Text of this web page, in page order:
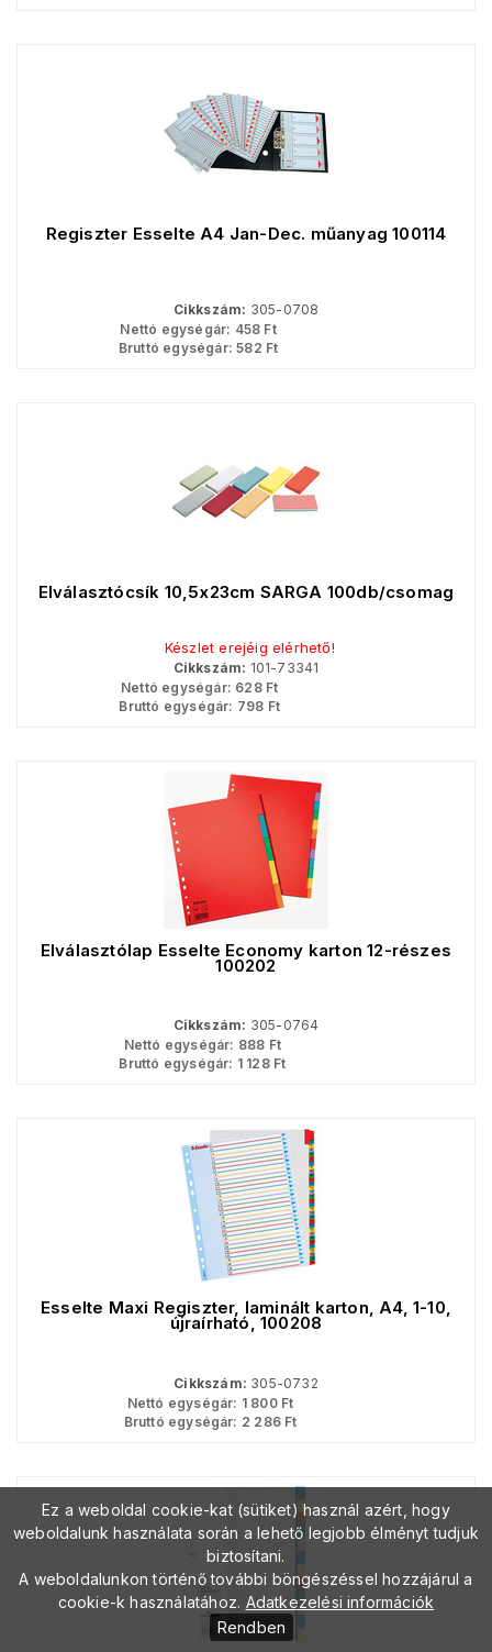
Regiszter Esselte A4 Jan-Dec. műanyag 100114
Cikkszám: 305-0708
Nettó egységár: 458 Ft
Bruttó egységár: 582 Ft
Elválasztócsík 10,5x23cm SÁRGA 100db/csomag
Készlet erejéig elérhető!
Cikkszám: 101-73341
Nettó egységár: 628Ft
Bruttó egységár: 798 Ft
Elválasztólap Esselte Economy karton 12-részes
100202
Cikkszám: 305-0764
Nettó egységár: 888 Ft
Bruttó egységár: 1 128Ft
Esselte Maxi Regiszter, laminált karton, A4, 1-10,
újraírható, 100208
Cikkszám: 305-0732
Nettó egységár: 1 800Ft
Bruttó egységár: 2 286Ft
Ez a weboldal cookie-kat (sütiket) használ azért, hogy
weboldalunk használata során a lehető legjobb élményt tudjuk
biztosítani.
A weboldalunkon történő további böngészéssel hozzájárul a
cookie-k használatához. Adatkezelési információk
Rendben